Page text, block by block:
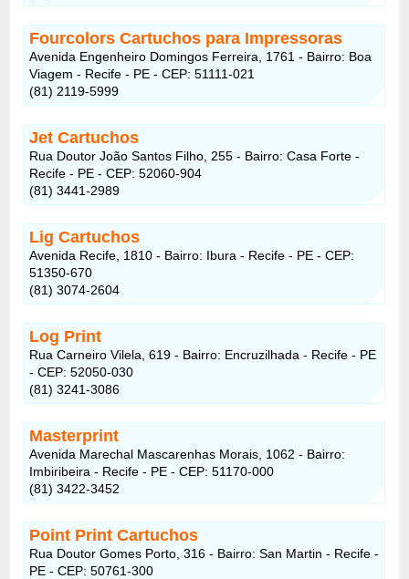
Fourcolors Cartuchos para Impressoras
Avenida Engenheiro Domingos Ferreira, 1761 - Bairro: Boa
Viagem - Recife - PE - CEP: 51111-021
(81) 2119-5999
Jet Cartuchos
Rua Doutor João Santos Filho, 255 - Bairro: Casa Forte -
Recife - PE - CEP: 52060-904
(81) 3441-2989
Lig Cartuchos
Avenida Recife, 1810 - Bairro: Ibura - Recife - PE - CEP:
51350-670
(81) 3074-2604
Log Print
Rua Carneiro Vilela, 619 - Bairro: Encruzilhada - Recife - PE
- CEP: 52050-030
(81) 3241-3086
Masterprint
Avenida Marechal Mascarenhas Morais, 1062 - Bairro:
Imbiribeira - Recife - PE - CEP: 51170-000
(81) 3422-3452
Point Print Cartuchos
Rua Doutor Gomes Porto, 316 - Bairro: San Martin - Recife -
PE - CEP: 50761-300